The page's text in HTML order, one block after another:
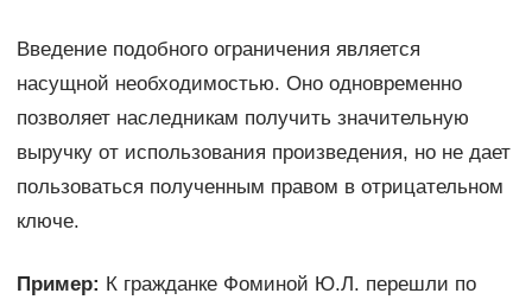
Введение подобного ограничения является
насущной необходимостью. Оно одновременно
позволяет наследникам получить значительную
выручку от использования произведения, но не дает
пользоваться полученным правом в отрицательном
ключе.
Пример: К гражданке Фоминой Ю.Л. перешли по